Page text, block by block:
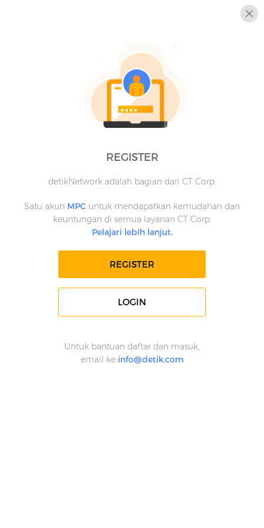
REGISTER
detikNetwork adalah bagian dari CT Corp.
Satu akun MPC untuk mendapatkan kemudahan dan
keuntungan di semua layanan CT Corp.
Pelajari lebih lanjut.
REGISTER
LOGIN
Untuk bantuan daftar dan masuk,
email ke info@detik.com